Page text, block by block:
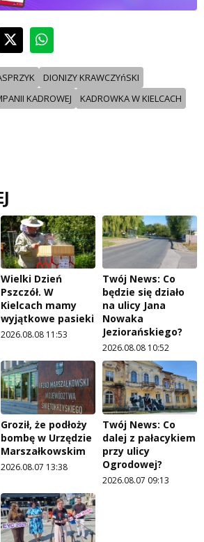
DIONIZY KRAWCZYńSKI
KADROWEJ
KADROWKA W KIELCACH
Wielki Dzień
Pszczół. W
Kielcach mamy
wyjątkowe pasieki
2026.08.08 11:53
Twój News: Co
będzie się działo
na ulicy Jana
Nowaka
Jeziorańskiego?
2026.08.08 10:52
Groził, że podłoży
bombę w Urzędzie
Marszałkowskim
2026.08.07 13:38
Twój News: Co
dalej z pałacykiem
przy ulicy
Ogrodowej?
2026.08.07 09:13